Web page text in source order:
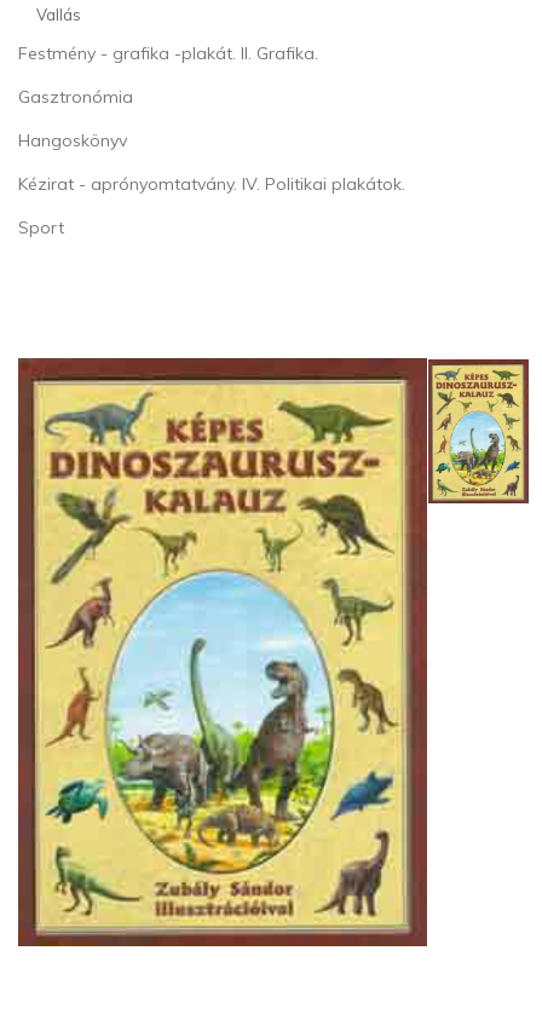
Vallás
Festmény - grafika -plakát. II. Grafika.
Gasztronómia
Hangoskönyv
Kézirat - aprónyomtatvány. IV. Politikai plakátok.
Sport